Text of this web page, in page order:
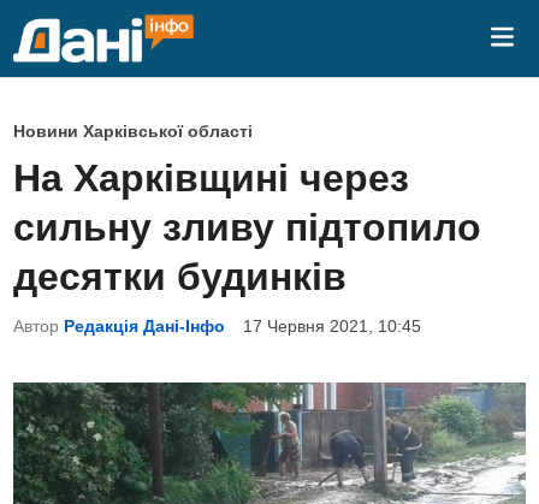
P
o
s
t
e
d
i
Новини Харківської області
На Харківщині через
сильну зливу підтопило
десятки будинків
Автор Редакція Дані-Інфо 17 Червня 2021, 10:45